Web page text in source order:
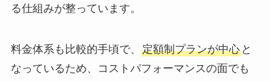
る仕組みが整っています。
料金体系も比較的手頃で、 定額制プランが中心と
なっているため、コストパフォーマンスの面でも